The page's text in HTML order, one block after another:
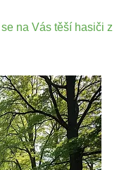
na Vás těší hasiči z